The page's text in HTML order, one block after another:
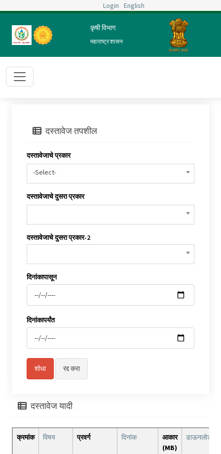
Login English
कृषी विभाग
महाराष्ट्र शासन
दस्तावेज तपशील
दस्तावेजाचे प्रकार
-Select-
दस्तावेजाचे दुसरा प्रकार
दस्तावेजाचे दुसरा प्रकार-2
दिनांकापासून
दिनांकापर्यंत
दस्तावेज यादी
क्रमांक विषय प्रवर्ग दिनांक
आकार
(MB)
डाऊनलोड